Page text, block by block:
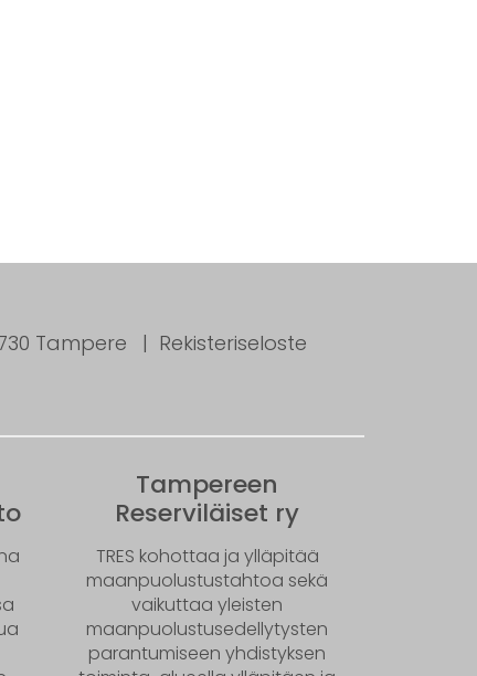
Tampere Rekisteriseloste
Tampereen
Reserviläiset ry
TRES kohottaa ja ylläpitää
maanpuolustustahtoa sekä
vaikuttaa yleisten
maanpuolustusedellytysten
parantumiseen yhdistyksen